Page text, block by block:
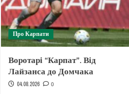
Про Карпати
Воротарі “Карпат”. Від
Лайзанса до Домчака
04.08.2026 0